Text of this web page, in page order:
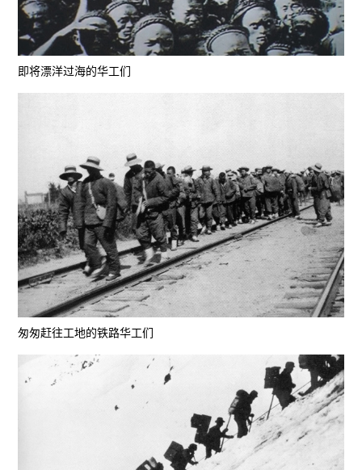
即将漂洋过海的华工们
匆匆赶往工地的铁路华工们